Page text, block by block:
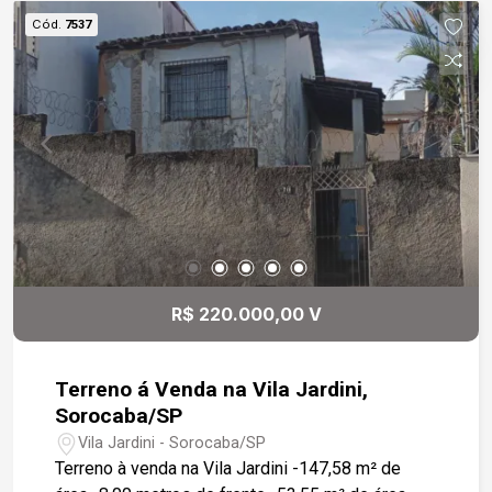
Cód. 7537
R$ 220.000,00 V
Terreno á Venda na Vila Jardini,
Sorocaba/SP
Vila Jardini - Sorocaba/SP
Terreno à venda na Vila Jardini -147,58 m² de